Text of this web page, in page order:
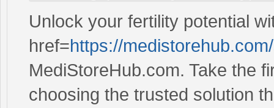
Unlock your fertility potential
href=https://
MediStoreHub.com. Take the
choosing the trusted solution